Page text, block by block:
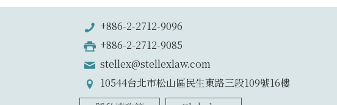
+886-2-2712-9096
+886-2-2712-9085
stellex@stellexlaw.com
10544台北市松山區民生東路三段109號16樓